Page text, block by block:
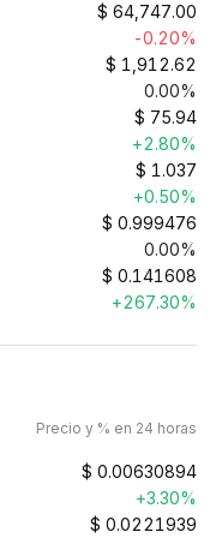
$ 64,747.00
-0.20%
$ 1,912.62
0.00%
$ 75.94
+2.80%
$ 1.037
+0.50%
$ 0.999476
0.00%
$ 0.141608
+267.30%
Precio y % en 24 horas
$ 0.00630894
+3.30%
$ 0.0221939